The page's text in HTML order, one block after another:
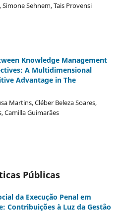
Sehnem, Tais Provensi
Knowledge Management
A Multidimensional
Advantage in The
Martins, Cléber Beleza Soares,
Camilla Guimarães
Públicas
da Execução Penal em
Contribuições à Luz da Gestão